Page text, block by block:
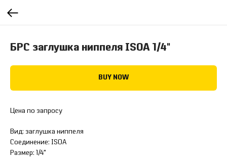
БРС заглушка ниппеля ISOA 1/4"
BUY NOW
Цена по запросу
Вид: заглушка ниппеля
Соединение: ISOA
Размер: 1/4"